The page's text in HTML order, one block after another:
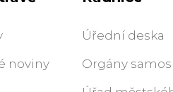
noviny
Úřední deska
Orgány